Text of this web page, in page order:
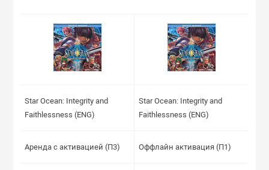
Star Ocean: Integrity and
Faithlessness (ENG)
Аренда с активацией (П3)
Star Ocean: Integrity and
Faithlessness (ENG)
Оффлайн активация (П1)